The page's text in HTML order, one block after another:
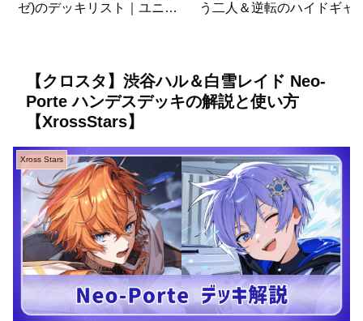
ゼ)のデッキリスト｜ユニオ
う二人＆逆転のハイドギャ
【クロスタ】渋谷ハル＆白雪レイド Neo-
Porte ハンデスデッキの解説と使い方
【XrossStars】
Xross Stars